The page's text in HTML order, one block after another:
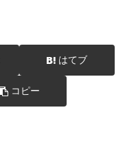
はてブ
コピー